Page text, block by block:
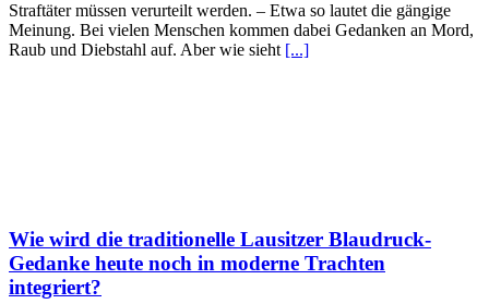
Straftäter müssen verurteilt werden. – Etwa so lautet die gängige
Meinung. Bei vielen Menschen kommen dabei Gedanken an Mord,
Raub und Diebstahl auf. Aber wie sieht [...]
Wie wird die traditionelle Lausitzer Blaudruck-
Gedanke heute noch in moderne Trachten
integriert?